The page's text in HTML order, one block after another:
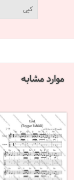
کپی
موارد مشابه